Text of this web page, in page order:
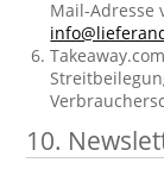
Mail-Adresse
10.